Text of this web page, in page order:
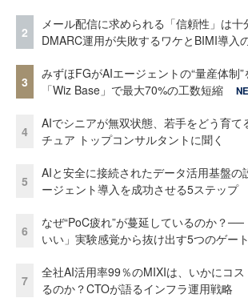
2
メール配信に求められる「信頼性」は十
DMARC運用が失敗するワケとBIMI導入
3
みずほFGがAIエージェントの“量産体
「Wiz Base」で最大70%の工数短縮
4
AIでシニアが無双状態、若手をどう育て
チュア トップコンサルタントに聞く
5
AIと安全に接続されたデータ活用基盤
ージェント導入を成功させる5ステップ
6
なぜ“PoC疲れ”が蔓延しているのか？
いい」実験感覚から抜け出す5つのゲー
7
全社AI活用率99％のMIXIは、いかにコ
るのか？CTOが語るインフラ運用戦略